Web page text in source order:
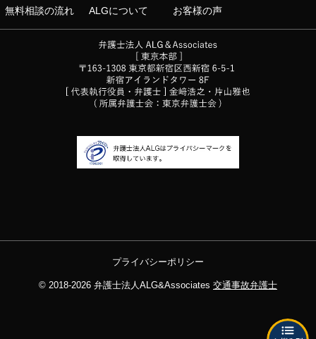
無料相談の流れ ALGについて お客様の声
プライバシーポリシー
© 2018-2026 弁護士法人ALG&Associates 交通事故弁護士